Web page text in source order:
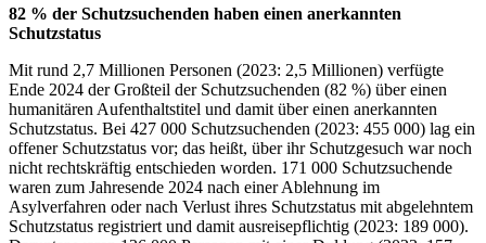
82 % der Schutzsuchenden haben einen anerkannten
Schutzstatus
Mit rund 2,7 Millionen Personen (2023: 2,5 Millionen) verfügte
Ende 2024 der Großteil der Schutzsuchenden (82 %) über einen
humanitären Aufenthaltstitel und damit über einen anerkannten
Schutzstatus. Bei 427 000 Schutzsuchenden (2023: 455 000) lag ein
offener Schutzstatus vor; das heißt, über ihr Schutzgesuch war noch
nicht rechtskräftig entschieden worden. 171 000 Schutzsuchende
waren zum Jahresende 2024 nach einer Ablehnung im
Asylverfahren oder nach Verlust ihres Schutzstatus mit abgelehntem
Schutzstatus registriert und damit ausreisepflichtig (2023: 189 000).